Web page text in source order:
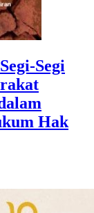
Segi
Hak